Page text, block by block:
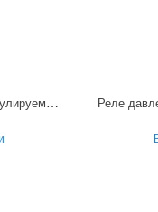
Реле давления регулируемое LPS-7,5